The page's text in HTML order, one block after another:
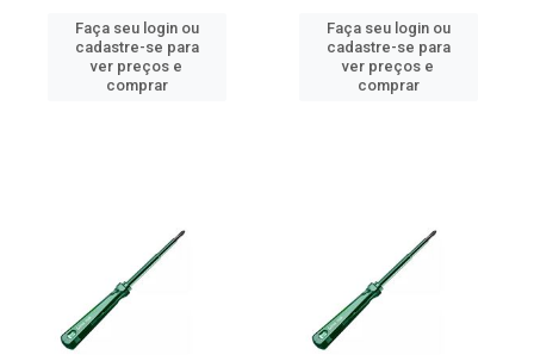
Faça seu login ou
cadastre-se para
ver preços e
comprar
Faça seu login ou
cadastre-se para
ver preços e
comprar